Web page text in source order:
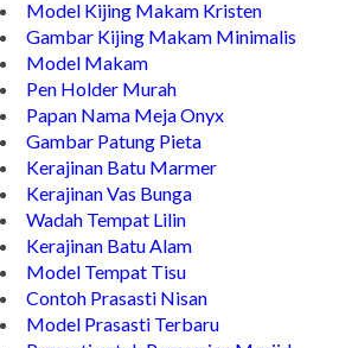
Kijing Model Terbaru
Model Kijing Makam Kristen
Gambar Kijing Makam Minimalis
Model Makam
Pen Holder Murah
Papan Nama Meja Onyx
Gambar Patung Pieta
Kerajinan Batu Marmer
Kerajinan Vas Bunga
Wadah Tempat Lilin
Kerajinan Batu Alam
Model Tempat Tisu
Contoh Prasasti Nisan